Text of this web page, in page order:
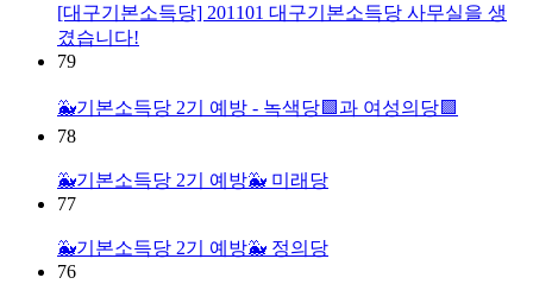
[대구기본소득당] 201101 대구기본소득당 사무실을 생
겼습니다!
79
🐳기본소득당 2기 예방 - 녹색당🟩과 여성의당🟪
78
🐳기본소득당 2기 예방🐳 미래당
77
🐳기본소득당 2기 예방🐳 정의당
76